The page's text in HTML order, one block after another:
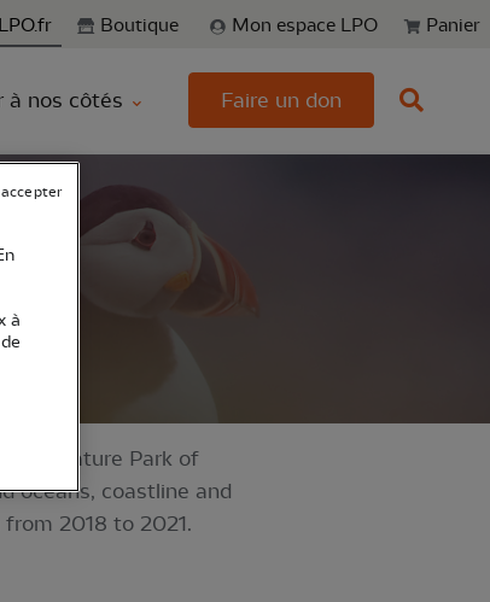
LPO.fr Boutique Mon espace LPO Panier
à nos côtés Faire un don
Nature Park of
oceans, coastline and
2018 to 2021.
à